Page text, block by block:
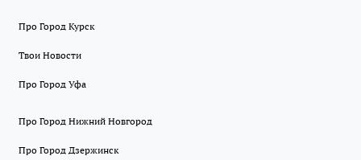
Про Город Курск
Твои Новости
Про Город Уфа
Про Город Нижний Новгород
Про Город Дзержинск